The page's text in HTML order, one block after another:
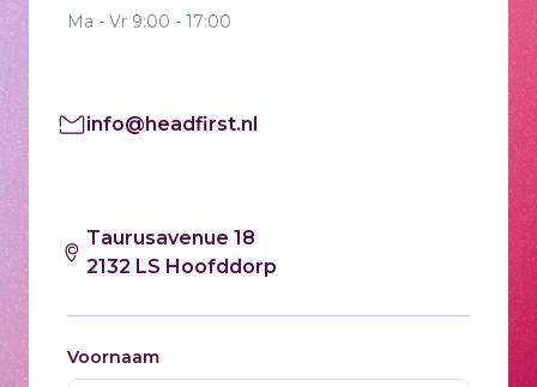
Ma - Vr 9:00 - 17:00
info@headfirst.nl
Taurusavenue 18
2132 LS Hoofddorp
Voornaam